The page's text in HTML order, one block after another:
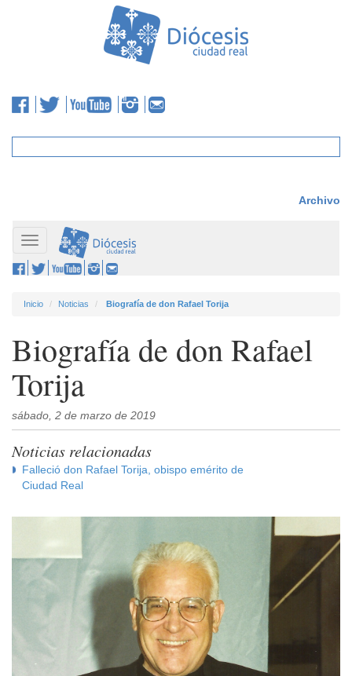
Archivo
Toggle
navigation
Inicio Noticias Biografía de don Rafael Torija
Biografía de don Rafael
Torija
sábado, 2 de marzo de 2019
Noticias relacionadas
Falleció don Rafael Torija, obispo emérito de
Ciudad Real